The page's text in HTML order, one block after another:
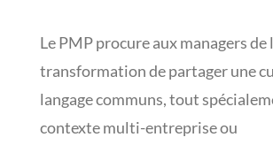
Le PMP procure aux managers de
transformation de partager une
langage communs, tout
contexte multi-entreprise ou